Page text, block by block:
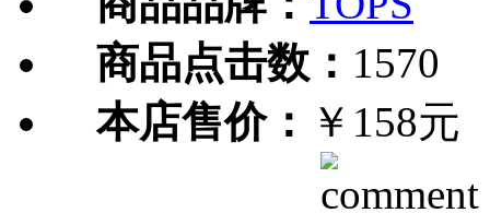
商品点击数： 1570
本店售价： ￥158元